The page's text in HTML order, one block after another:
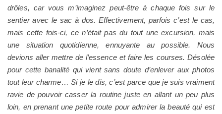
drôles, car vous m’imaginez peut-être à chaque fois sur le
sentier avec le sac à dos. Effectivement, parfois c’est le cas,
mais cette fois-ci, ce n’était pas du tout une excursion, mais
une situation quotidienne, ennuyante au possible. Nous
devions aller mettre de l’essence et faire les courses. Désolée
pour cette banalité qui vient sans doute d’enlever aux photos
tout leur charme… Si je le dis, c’est parce que je suis vraiment
ravie de pouvoir casser la routine juste en allant un peu plus
loin, en prenant une petite route pour admirer la beauté qui est